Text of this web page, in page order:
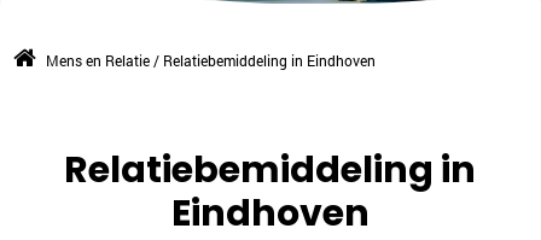
Mens en Relatie / Relatiebemiddeling in Eindhoven
Relatiebemiddeling in
Eindhoven